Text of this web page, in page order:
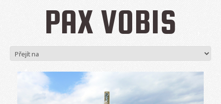
PAX VOBIS